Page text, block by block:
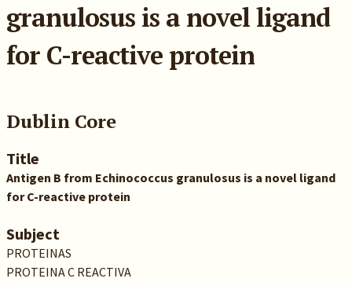
granulosus is a novel ligand
for C-reactive protein
Dublin Core
Title
Antigen B from Echinococcus granulosus is a novel ligand
for C-reactive protein
Subject
PROTEINAS
PROTEINA C REACTIVA